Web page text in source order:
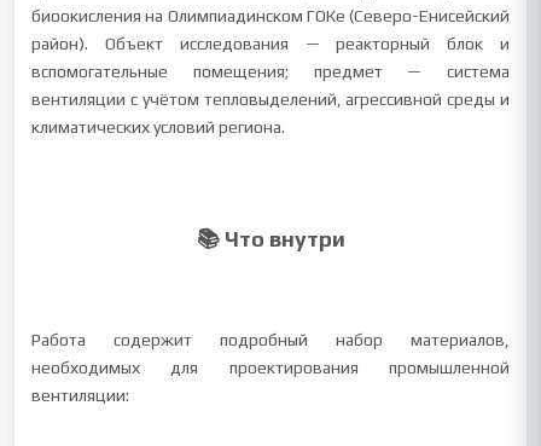
биоокисления на Олимпиадинском ГОКе (Северо-Енисейский
район). Объект исследования — реакторный блок и
вспомогательные помещения; предмет — система
вентиляции с учётом тепловыделений, агрессивной среды и
климатических условий региона.
📚 Что внутри
Работа содержит подробный набор материалов,
необходимых для проектирования промышленной
вентиляции: